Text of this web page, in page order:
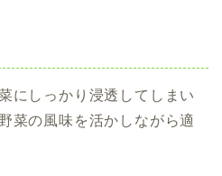
にしっかり浸透してしまい
菜の風味を活かしながら適